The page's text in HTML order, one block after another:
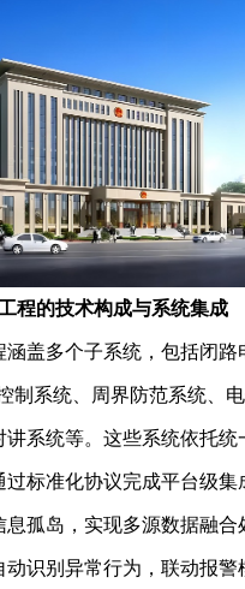
的技术构成与系统集成
多个子系统，包括闭路
制系统、周界防范系统、
讲系统等。这些系统依托统
过标准化协议完成平台级集
孤岛，实现多源数据融合
动识别异常行为，联动报警